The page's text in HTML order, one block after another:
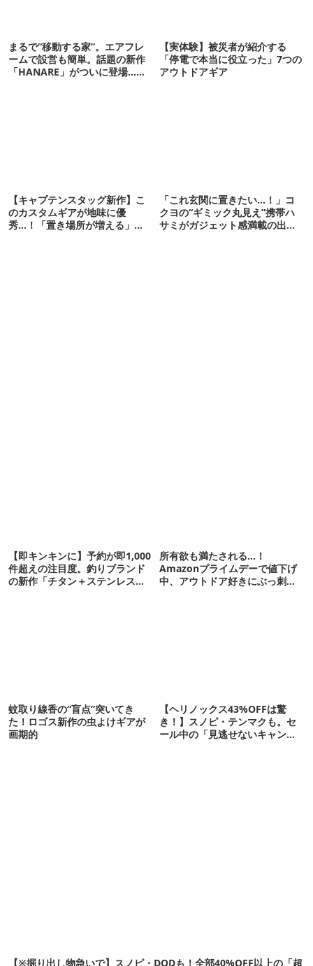
まるで“移動する家”。エアフレ
ームで設営も簡単。話題の新作
「HANARE」がついに登場…！
【実体験】被災者が紹介する
「停電で本当に役立った」7つの
アウトドアギア
【キャプテンスタッグ新作】こ
のカスタムギアが地味に優
秀…！「置き場所が増える」
「これ玄関に置きたい…！」コ
クヨの“ギミック丸見え”携帯ハ
サミがガジェット感満載の出来
【即キンキンに】予約が即1,000
件超えの注目度。釣りブランド
の新作「チタン＋ステンレスの
所有欲も満たされる…！
Amazonプライムデーで値下げ
中、アウトドア好きにぶっ刺さ
蚊取り線香の“盲点”突いてき
た！ロゴス新作の虫よけギアが
画期的
【ヘリノックス43%OFFは驚
き！】スノピ・テンマクも。セ
ール中の「見逃せないキャンプ
【※掘り出し物急いで】スノピ・DODも！全部40%OFF以上の「超